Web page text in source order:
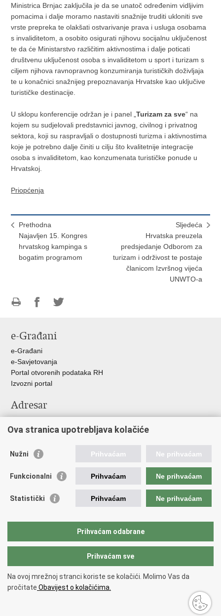
Ministrica Brnjac zaključila je da se unatoč određenim vidljivim
pomacima i dalje moramo nastaviti snažnije truditi ukloniti sve
vrste prepreka te olakšati ostvarivanje prava i usluga osobama
s invaliditetom, a osobito osigurati njihovu socijalnu uključenost
te da će Ministarstvo različitim aktivnostima i dalje poticati
društvenu uključenost osoba s invaliditetom u sport i turizam s
ciljem njihova ravnopravnog konzumiranja turističkih doživljaja
te u konačnici snažnijeg prepoznavanja Hrvatske kao uključive
turističke destinacije.
U sklopu konferencije održan je i panel „Turizam za sve“ na
kojem su sudjelovali predstavnici javnog, civilnog i privatnog
sektora, koji su raspravljali o dostupnosti turizma i aktivnostima
koje je potrebno dalje činiti u cilju što kvalitetnije integracije
osoba s invaliditetom, kao konzumenata turističke ponude u
Hrvatskoj.
Priopćenja
Prethodna
Najavljen 15. Kongres
hrvatskog kampinga s
bogatim programom
Sljedeća
Hrvatska preuzela
predsjedanje Odborom za
turizam i održivost te postaje
članicom Izvršnog vijeća
UNWTO-a
FacebookuTwitteru
e-Građani
e-Građani
e-Savjetovanja
Portal otvorenih podataka RH
Izvozni portal
Adresar
Adresar tijela javne vlasti
Korisne poveznice
Vlada RH
Predsjednik RH
Pravobraniteljica za ravnopravnost spolova
Povjerenik za informiranje
Copyright © 2026 Ministarstvo turizma i sporta Republike Hrvatske.
korištenja.Izjava o pristupačnosti.
Ova stranica upotrebljava kolačiće
Nužni Prihvaćam Ne prihvaćam
Funkcionalni Prihvaćam Ne prihvaćam
Statistički Prihvaćam Ne prihvaćam
Prihvaćam odabrane
Prihvaćam sve
Na ovoj mrežnoj stranci koriste se kolačići. Molimo Vas da
pročitate Obavijest o kolačićima.